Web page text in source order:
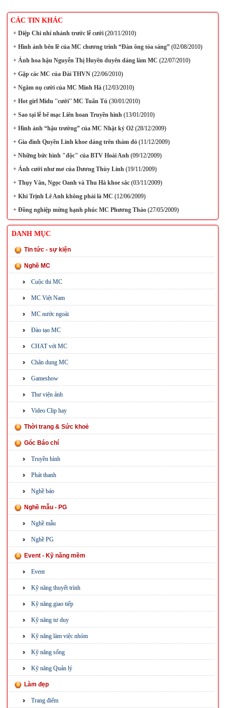
CÁC TIN KHÁC
+Diệp Chi nhí nhảnh trước lễ cưới(20/11/2010)
+Hình ảnh bên lề của MC chương trình “Đàn ông tỏa sáng”(02/08/2010)
+Ảnh hoa hậu Nguyễn Thị Huyền duyên dáng làm MC (22/07/2010)
+Gặp các MC của Đài THVN(22/06/2010)
+Ngắm nụ cười của MC Minh Hà(12/03/2010)
+Hot girl Midu ''cưới'' MC Tuấn Tú(30/01/2010)
+Sao tại lễ bế mạc Liên hoan Truyền hình(13/01/2010)
+Hình ảnh “hậu trường” của MC Nhật ký O2(28/12/2009)
+Gia đình Quyền Linh khoe dáng trên thảm đỏ(11/12/2009)
+Những bức hình "độc" của BTV Hoài Anh(09/12/2009)
+Ảnh cưới như mơ của Dương Thùy Linh(19/11/2009)
+Thụy Vân, Ngọc Oanh và Thu Hà khoe sắc(03/11/2009)
+Khi Trịnh Lê Anh không phải là MC (12/06/2009)
+Đồng nghiệp mừng hạnh phúc MC Phương Thảo(27/05/2009)
DANH MỤC
Tin tức - sự kiện
Nghề MC
Cuộc thi MC
MC Việt Nam
MC nước ngoài
Đào tạo MC
CHAT với MC
Chân dung MC
Gameshow
Thư viện ảnh
Video Clip hay
Thời trang & Sức khoẻ
Góc Báo chí
Truyền hình
Phát thanh
Nghề báo
Nghề mẫu - PG
Nghề mẫu
Nghề PG
Event - Kỹ năng mềm
Event
Kỹ năng thuyết trình
Kỹ năng giao tiếp
Kỹ năng tư duy
Kỹ năng làm việc nhóm
Kỹ năng sống
Kỹ năng Quản lý
Làm đẹp
Trang điểm